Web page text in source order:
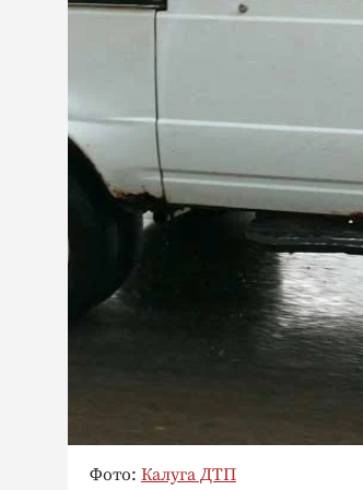
Фото: Калуга ДТП